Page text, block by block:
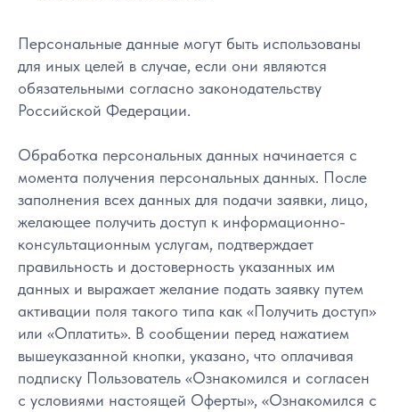
Персональные данные могут быть использованы
для иных целей в случае, если они являются
обязательными согласно законодательству
Российской Федерации.
Обработка персональных данных начинается с
момента получения персональных данных. После
заполнения всех данных для подачи заявки, лицо,
желающее получить доступ к информационно-
консультационным услугам, подтверждает
правильность и достоверность указанных им
данных и выражает желание подать заявку путем
активации поля такого типа как «Получить доступ»
или «Оплатить». В сообщении перед нажатием
вышеуказанной кнопки, указано, что оплачивая
подписку Пользователь «Ознакомился и согласен
с условиями настоящей Оферты», «Ознакомился с